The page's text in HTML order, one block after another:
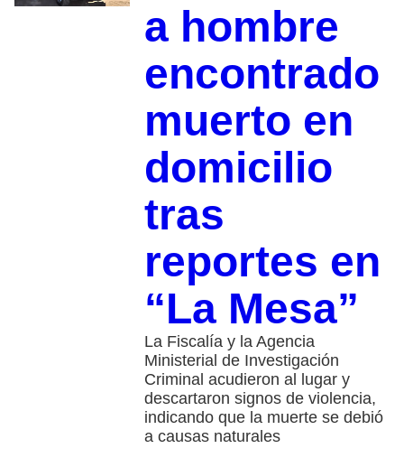
a hombre
encontrado
muerto en
domicilio
tras
reportes en
“La Mesa”
La Fiscalía y la Agencia
Ministerial de Investigación
Criminal acudieron al lugar y
descartaron signos de violencia,
indicando que la muerte se debió
a causas naturales